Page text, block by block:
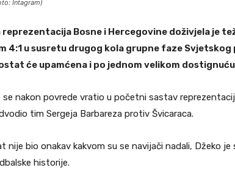
Intagram)
reprezentacija Bosne i Hercegovine doživjela je
4:1 u susretu drugog kola grupne faze Svjetskog
će upamćena i po jednom velikom
se nakon povrede vratio u početni sastav
tim Sergeja Barbareza protiv Švicaraca.
nije bio onakav kakvom su se navijači nadali, Džeko
historije.